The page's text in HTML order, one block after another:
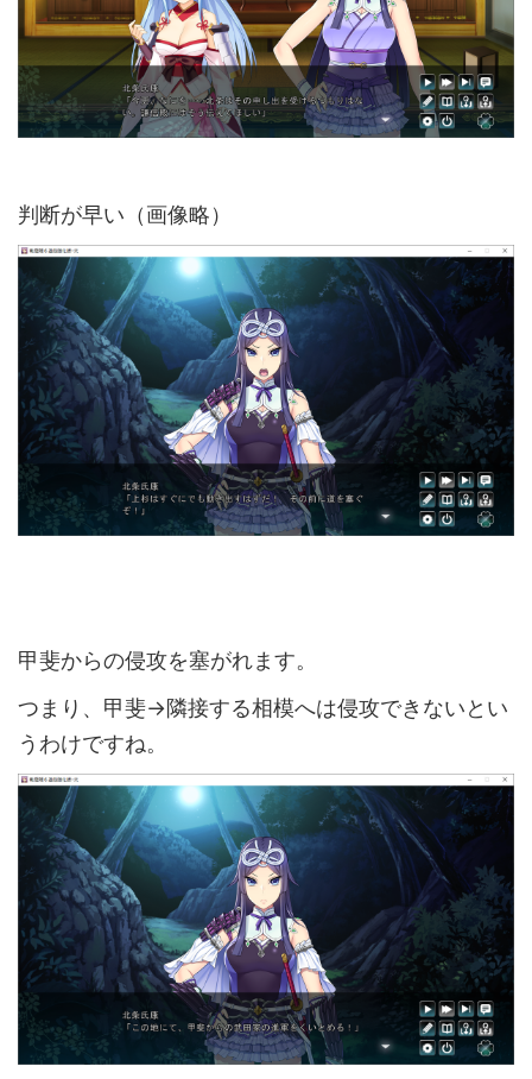
判断が早い（画像略）
甲斐からの侵攻を塞がれます。
つまり、甲斐→隣接する相模へは侵攻できないとい
うわけですね。